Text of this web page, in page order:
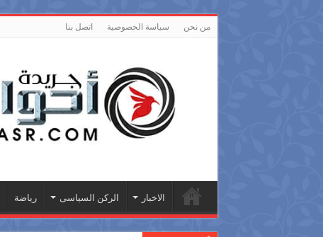
من نحن سياسة الخصوصية اتصل بنا
الاخبار الركن السياسى رياضة